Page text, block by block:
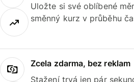
Uložte si své oblíbené
směnný kurz v průběhu
Zcela zdarma, bez reklam
Stažení trvá jen pár